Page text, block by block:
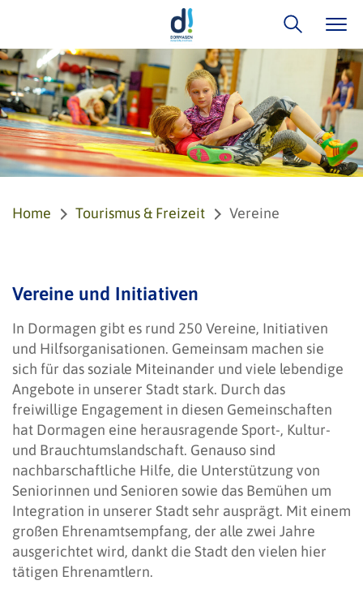
Home Tourismus & Freizeit Vereine
Vereine und Initiativen
In Dormagen gibt es rund 250 Vereine, Initiativen
und Hilfsorganisationen. Gemeinsam machen sie
sich für das soziale Miteinander und viele lebendige
Angebote in unserer Stadt stark. Durch das
freiwillige Engagement in diesen Gemeinschaften
hat Dormagen eine herausragende Sport-, Kultur-
und Brauchtumslandschaft. Genauso sind
nachbarschaftliche Hilfe, die Unterstützung von
Seniorinnen und Senioren sowie das Bemühen um
Integration in unserer Stadt sehr ausprägt. Mit einem
großen Ehrenamtsempfang, der alle zwei Jahre
ausgerichtet wird, dankt die Stadt den vielen hier
tätigen Ehrenamtlern.